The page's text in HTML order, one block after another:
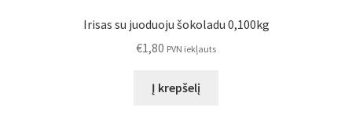
Irisas su juoduoju šokoladu 0,100kg
€1,80 PVN iekļauts
Į krepšelį